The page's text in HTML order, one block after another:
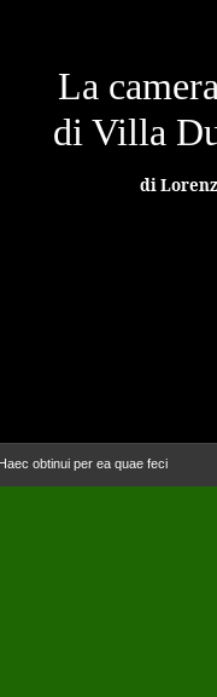
La
Villa
di
obtinui per ea quae feci